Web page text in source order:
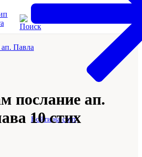
Войти на сайт
Павла
послание ап.
10 стих